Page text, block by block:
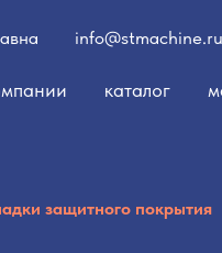
info@stmachine.ru
каталог
защитного покрытия